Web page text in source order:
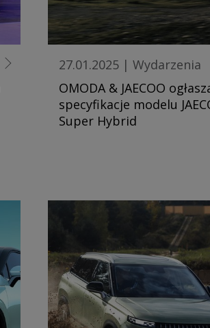
27.01.2025 | Wydarzenia
OMODA & JAECOO
specyfikacje modelu
Super Hybrid